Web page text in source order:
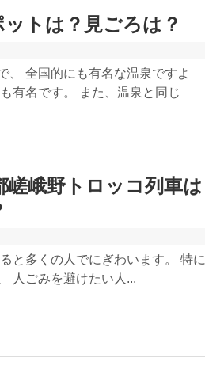
トは？見ごろは？
、 全国的にも有名な温泉ですよ
有名です。 また、温泉と同じ
峨野トロッコ列車は
と多くの人でにぎわいます。 特に
人ごみを避けたい人...